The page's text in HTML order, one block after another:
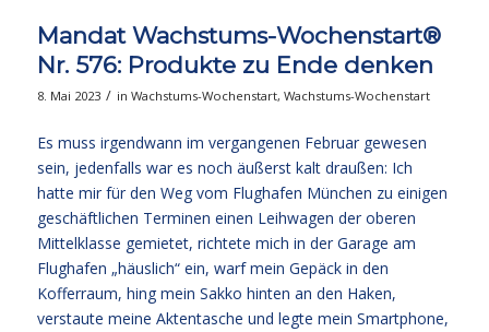
Mandat Wachstums-Wochenstart®
Nr. 576: Produkte zu Ende denken
8. Mai 2023 / in Wachstums-Wochenstart, Wachstums-Wochenstart
Es muss irgendwann im vergangenen Februar gewesen
sein, jedenfalls war es noch äußerst kalt draußen: Ich
hatte mir für den Weg vom Flughafen München zu einigen
geschäftlichen Terminen einen Leihwagen der oberen
Mittelklasse gemietet, richtete mich in der Garage am
Flughafen „häuslich“ ein, warf mein Gepäck in den
Kofferraum, hing mein Sakko hinten an den Haken,
verstaute meine Aktentasche und legte mein Smartphone,